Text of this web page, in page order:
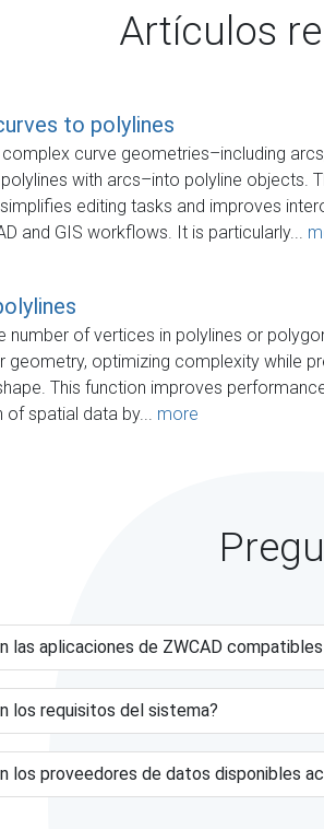
Artículos
to polylines
curve geometries–including
with arcs–into polyline objects.
editing tasks and improves
and GIS workflows. It is particularly...
number of vertices in polylines or
geometry, optimizing complexity while
This function improves
of spatial data by... more
las aplicaciones de ZWCAD
los requisitos del sistema?
los proveedores de datos disponibles